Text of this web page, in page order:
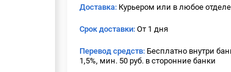
Доставка: Курьером или в любое
Срок доставки: От 1 дня
Перевод средств: Бесплатно внутри
1,5%, мин. 50 руб. в сторонние банки